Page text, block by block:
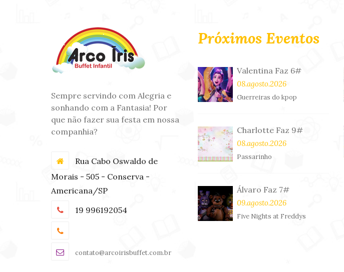
Sempre servindo com Alegria e
sonhando com a Fantasia! Por
que não fazer sua festa em nossa
companhia?
Rua Cabo Oswaldo de
Morais - 505 - Conserva -
Americana/SP
19 996192054
contato@arcoirisbuffet.com.br
Próximos Eventos
Valentina Faz 6#
08.agosto.2026
Guerreiras do kpop
Charlotte Faz 9#
08.agosto.2026
Passarinho
Álvaro Faz 7#
09.agosto.2026
Five Nights at Freddys